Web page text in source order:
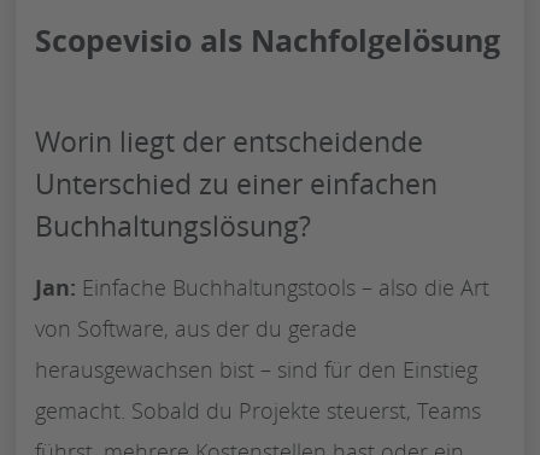
Scopevisio als Nachfolgelösung
Worin liegt der entscheidende
Unterschied zu einer einfachen
Buchhaltungslösung?
Jan: Einfache Buchhaltungstools – also die Art
von Software, aus der du gerade
herausgewachsen bist – sind für den Einstieg
gemacht. Sobald du Projekte steuerst, Teams